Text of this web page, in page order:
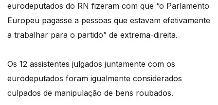
eurodeputados do RN fizeram com que “o Parlamento
Europeu pagasse a pessoas que estavam efetivamente
a trabalhar para o partido” de extrema-direita.
Os 12 assistentes julgados juntamente com os
eurodeputados foram igualmente considerados
culpados de manipulação de bens roubados.